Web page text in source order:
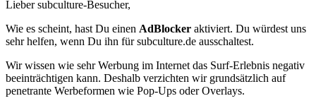
Lieber subculture-Besucher,
Wie es scheint, hast Du einen AdBlocker aktiviert. Du würdest uns
sehr helfen, wenn Du ihn für subculture.de ausschaltest.
Wir wissen wie sehr Werbung im Internet das Surf-Erlebnis negativ
beeinträchtigen kann. Deshalb verzichten wir grundsätzlich auf
penetrante Werbeformen wie Pop-Ups oder Overlays.